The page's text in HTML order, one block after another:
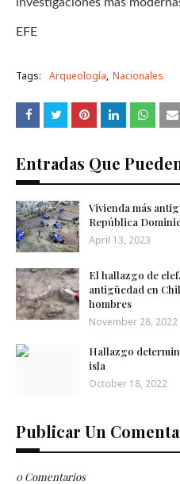
EFE
Tags: Arqueología Nacionales
Entradas Que
Vivienda más
República
April 13, 2023
El hallazgo de
antigüedad en
hombres
November 28, 2022
Hallazgo
isla
October 18, 2022
Publicar Un
0 Comentarios